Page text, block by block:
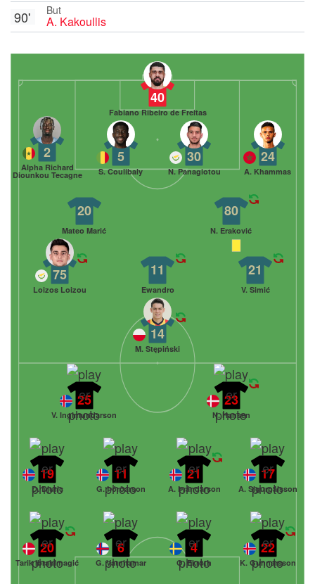
But
A. Kakoullis
90'
40
Fabiano Ribeiro de Freitas
24
A. Khammas
30
N. Panagiotou
5
S. Coulibaly
2
Alpha Richard
Diounkou Tecagne
80
N. Eraković
20
Mateo Marić
21
V. Simić
11
Ewandro
75
Loizos Loizou
14
M. Stępiński
20
Tarik Ibrahimagić
6
G. Vatnhamar
4
O. Ekroth
22
K. Gunnarsson
19
D. Djuric
11
G. Þórðarson
21
A. Þrándarson
17
A. Sigurpálsson
25
V. Ingimundarson
23
N. Hansen